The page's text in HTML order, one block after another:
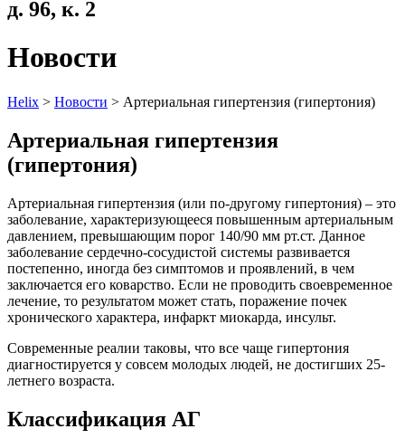
д. 96, к. 2
Новости
Helix > Новости > Артериальная гипертензия (гипертония)
Артериальная гипертензия
(гипертония)
Артериальная гипертензия (или по-другому гипертония) – это
заболевание, характеризующееся повышенным артериальным
давлением, превышающим порог 140/90 мм рт.ст. Данное
заболевание сердечно-сосудистой системы развивается
постепенно, иногда без симптомов и проявлений, в чем
заключается его коварство. Если не проводить своевременное
лечение, то результатом может стать, поражение почек
хронического характера, инфаркт миокарда, инсульт.
Современные реалии таковы, что все чаще гипертония
диагностируется у совсем молодых людей, не достигших 25-
летнего возраста.
Классификация АГ